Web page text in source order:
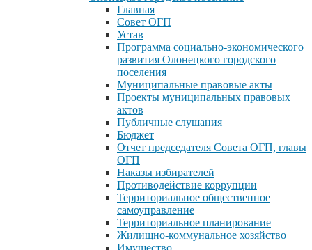
Главная
Совет ОГП
Устав
Программа социально-экономического
развития Олонецкого городского
поселения
Муниципальные правовые акты
Проекты муниципальных правовых
актов
Публичные слушания
Бюджет
Отчет председателя Совета ОГП, главы
ОГП
Наказы избирателей
Противодействие коррупции
Территориальное общественное
самоуправление
Территориальное планирование
Жилищно-коммунальное хозяйство
Имущество